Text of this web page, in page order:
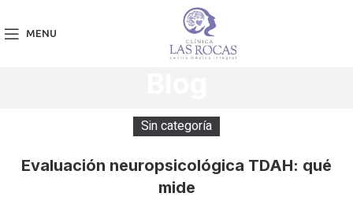
MENU
Sin categoría
Evaluación neuropsicológica TDAH: qué
mide